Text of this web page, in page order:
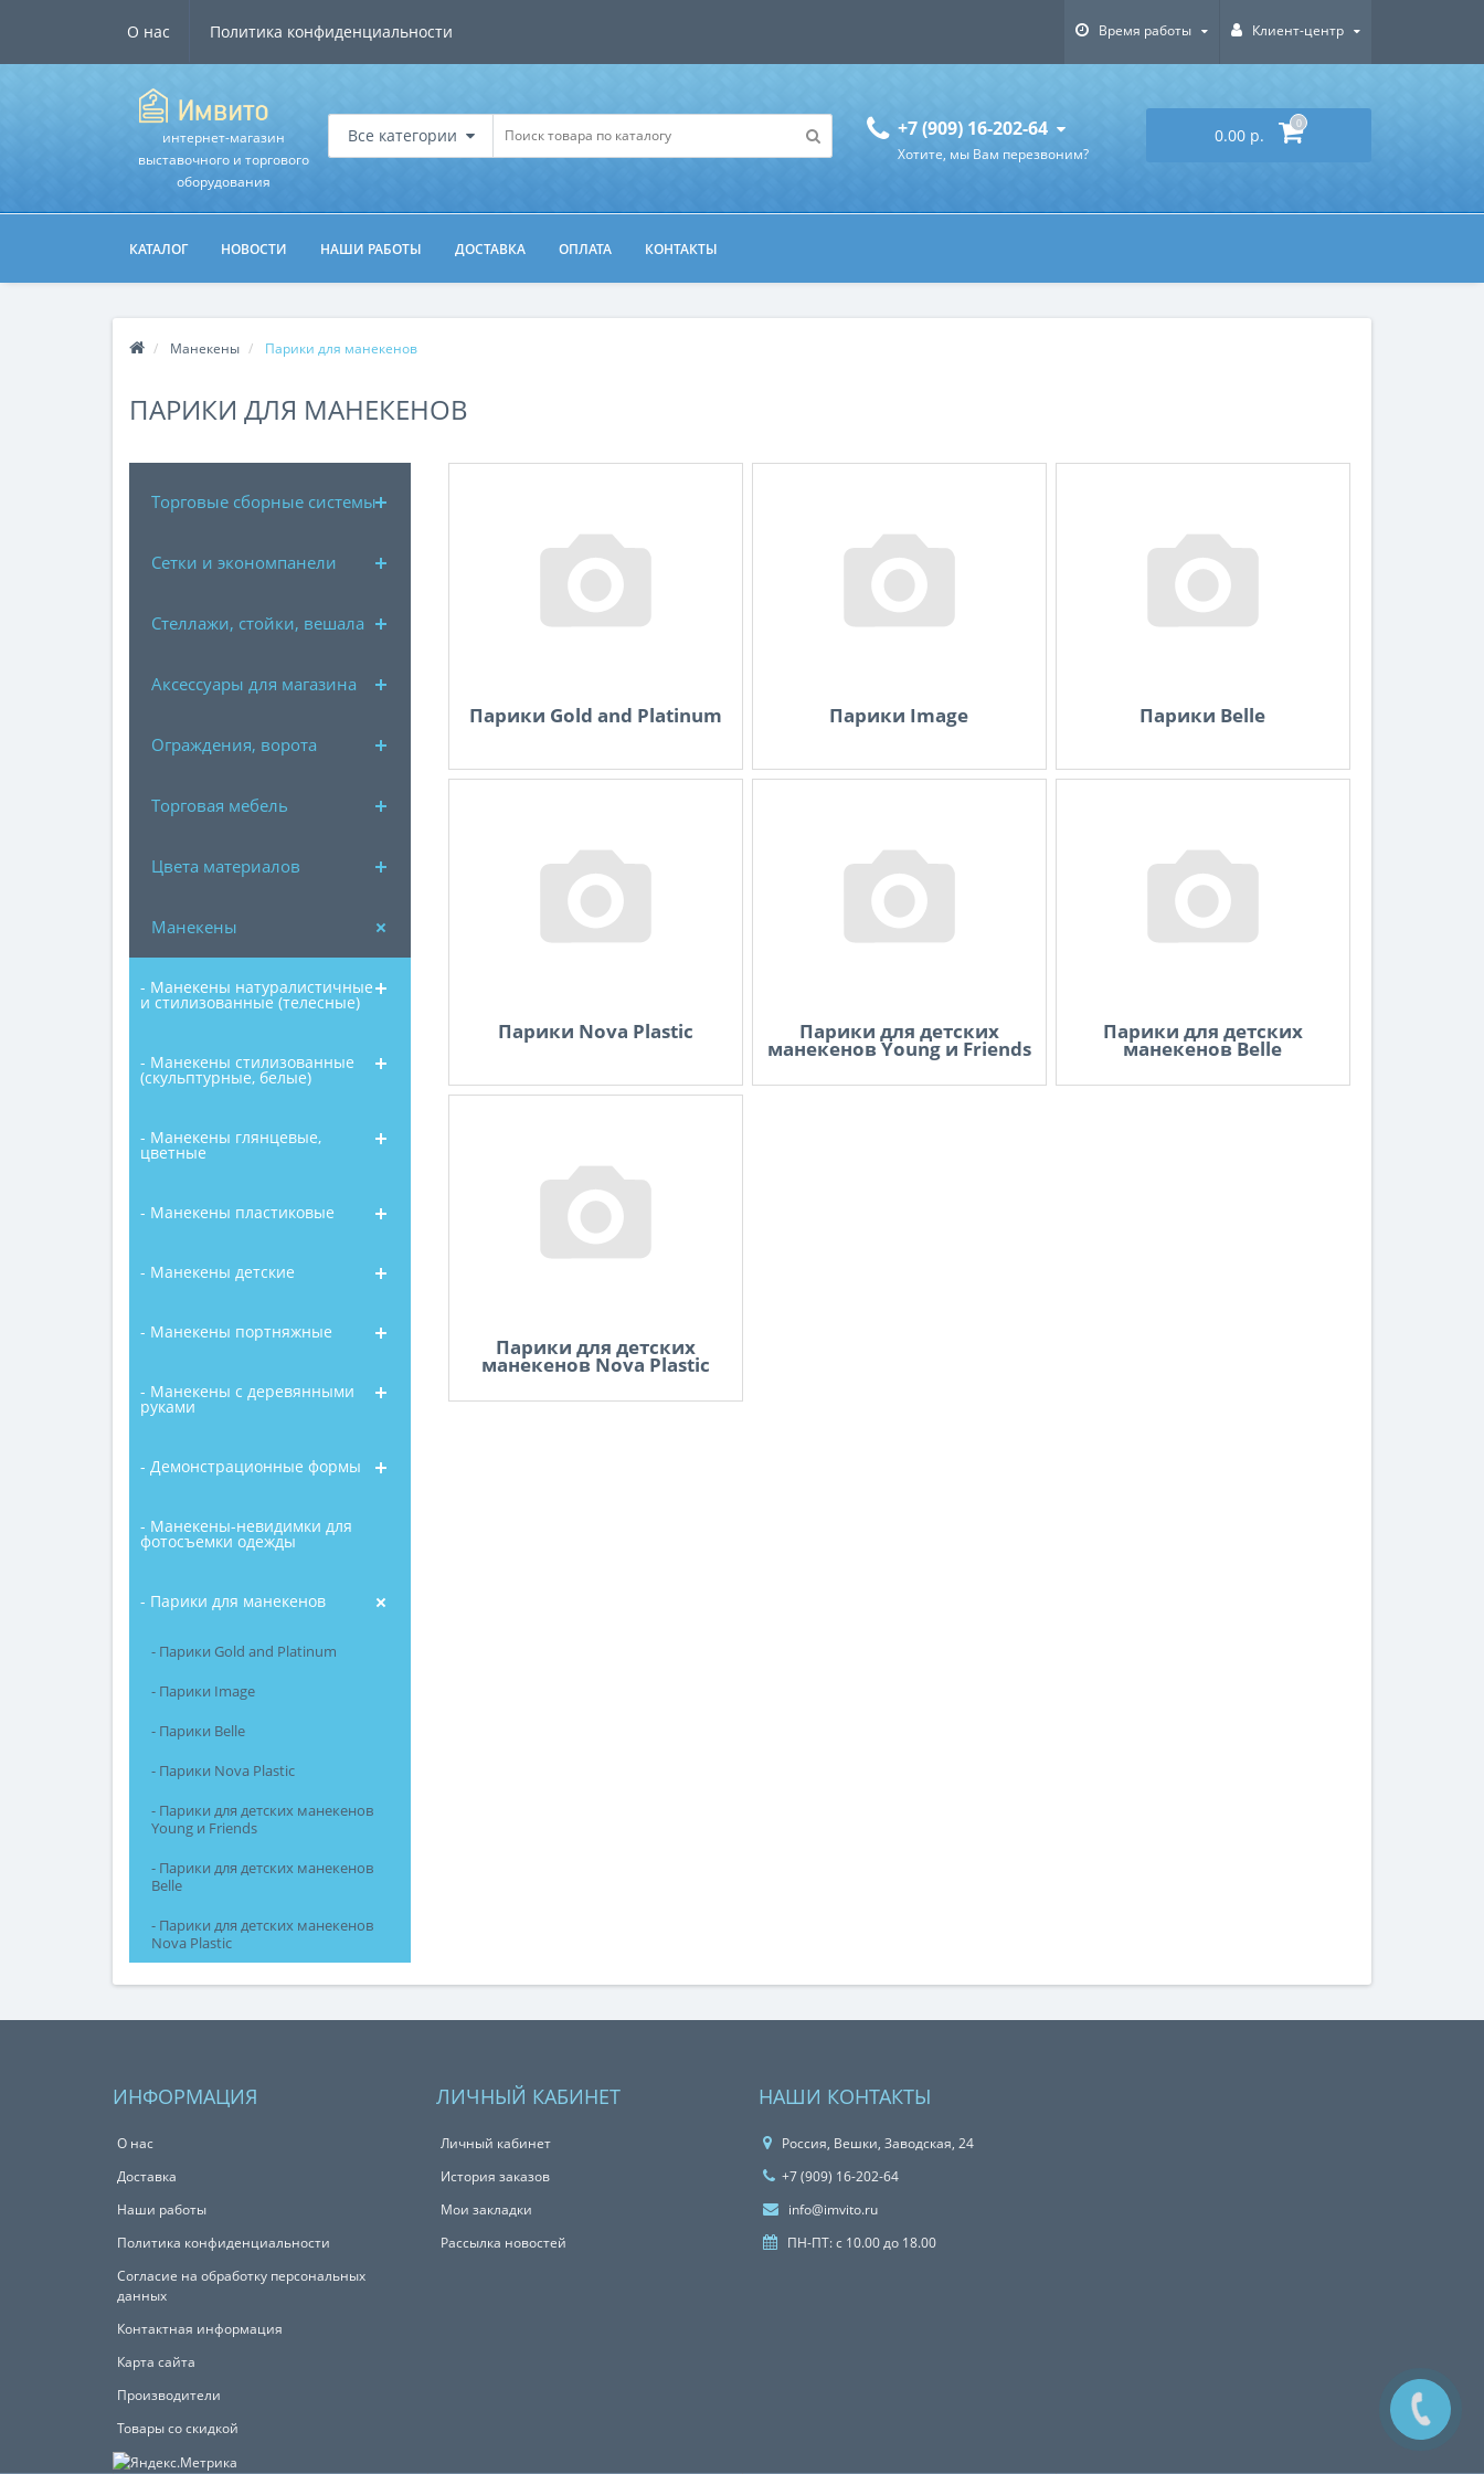
О нас Политика конфиденциальности Время работы Клиент-центр
интернет-магазин
выставочного и торгового
оборудования
Все категории +7 (909) 16-202-64
Хотите, мы Вам перезвоним?
0.00 р.
0
КАТАЛОГ НОВОСТИ НАШИ РАБОТЫ ДОСТАВКА ОПЛАТА КОНТАКТЫ
Манекены Парики для манекенов
ПАРИКИ ДЛЯ МАНЕКЕНОВ
Торговые сборные системы
Сетки и экономпанели
Стеллажи, стойки, вешала
Аксессуары для магазина
Ограждения, ворота
Торговая мебель
Цвета материалов
Манекены
- Манекены натуралистичные
и стилизованные (телесные)
- Манекены стилизованные
(скульптурные, белые)
- Манекены глянцевые,
цветные
- Манекены пластиковые
- Манекены детские
- Манекены портняжные
- Манекены с деревянными
руками
- Демонстрационные формы
- Манекены-невидимки для
фотосъемки одежды
- Парики для манекенов
- Парики Gold and Platinum
- Парики Image
- Парики Belle
- Парики Nova Plastic
- Парики для детских манекенов
Young и Friends
- Парики для детских манекенов
Belle
- Парики для детских манекенов
Nova Plastic
Парики Gold and Platinum Парики Image Парики Belle
Парики Nova Plastic Парики для детских
манекенов Young и Friends
Парики для детских
манекенов Belle
Парики для детских
манекенов Nova Plastic
ИНФОРМАЦИЯ
О нас
Доставка
Наши работы
Политика конфиденциальности
Согласие на обработку персональных
данных
Контактная информация
Карта сайта
Производители
Товары со скидкой
ЛИЧНЫЙ КАБИНЕТ
Личный кабинет
История заказов
Мои закладки
Рассылка новостей
НАШИ КОНТАКТЫ
Россия, Вешки, Заводская, 24
+7 (909) 16-202-64
info@imvito.ru
ПН-ПТ: с 10.00 до 18.00